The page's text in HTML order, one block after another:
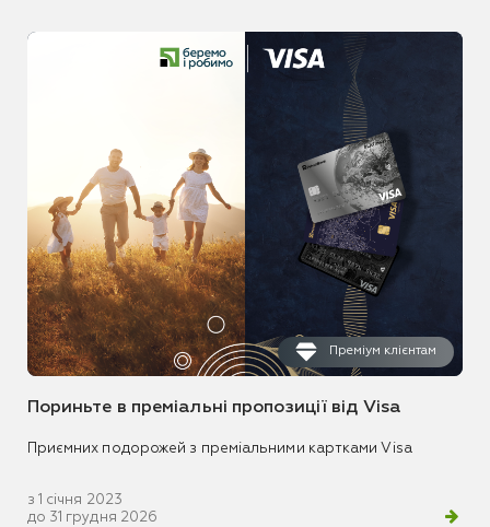
Преміум клієнтам
Пориньте в преміальні пропозиції від Visa
Приємних подорожей з преміальними картками Visa
з 1 січня 2023
до 31 грудня 2026